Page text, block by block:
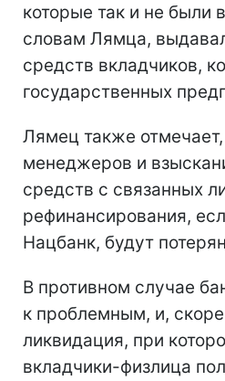
которые так и не были
словам Лямца,
средств вкладчиков,
государственных
Лямец также
менеджеров и
средств с связанных
рефинансирования,
Нацбанк, будут
В противном случае
к проблемным, и,
ликвидация, при
вкладчики-физлица